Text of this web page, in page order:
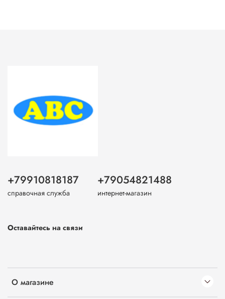
О магазине
+79910818187
справочная служба
+79054821488
интернет-магазин
Оставайтесь на связи